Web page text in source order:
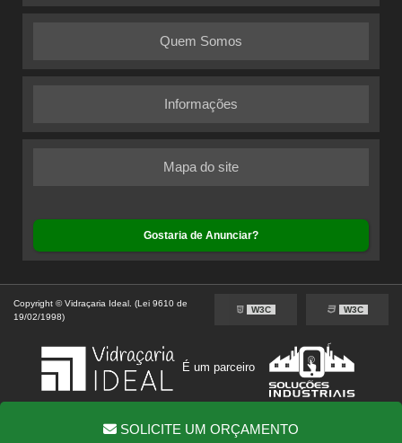
SOLICITE UM ORÇAMENTO
Quem Somos
Informações
Mapa do site
Gostaria de Anunciar?
Copyright © Vidraçaria Ideal. (Lei 9610 de
19/02/1998)
W3C W3C
É um parceiro